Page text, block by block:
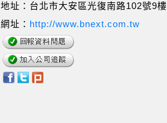
地址：台北市大安區光復南路102號9樓
網址： http://www.bnext.com.tw